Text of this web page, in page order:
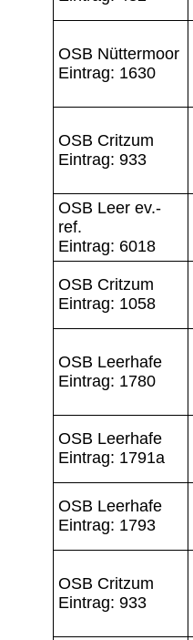
OSB Nüttermoor
Eintrag: 1630
OSB Critzum
Eintrag: 933
OSB Leer ev.-
ref.
Eintrag: 6018
OSB Critzum
Eintrag: 1058
OSB Leerhafe
Eintrag: 1780
OSB Leerhafe
Eintrag: 1791a
OSB Leerhafe
Eintrag: 1793
OSB Critzum
Eintrag: 933